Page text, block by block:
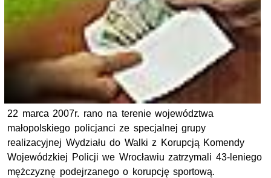
22 marca 2007r. rano na terenie województwa
małopolskiego policjanci ze specjalnej grupy
realizacyjnej Wydziału do Walki z Korupcją Komendy
Wojewódzkiej Policji we Wrocławiu zatrzymali 43-leniego
mężczyznę podejrzanego o korupcję sportową.